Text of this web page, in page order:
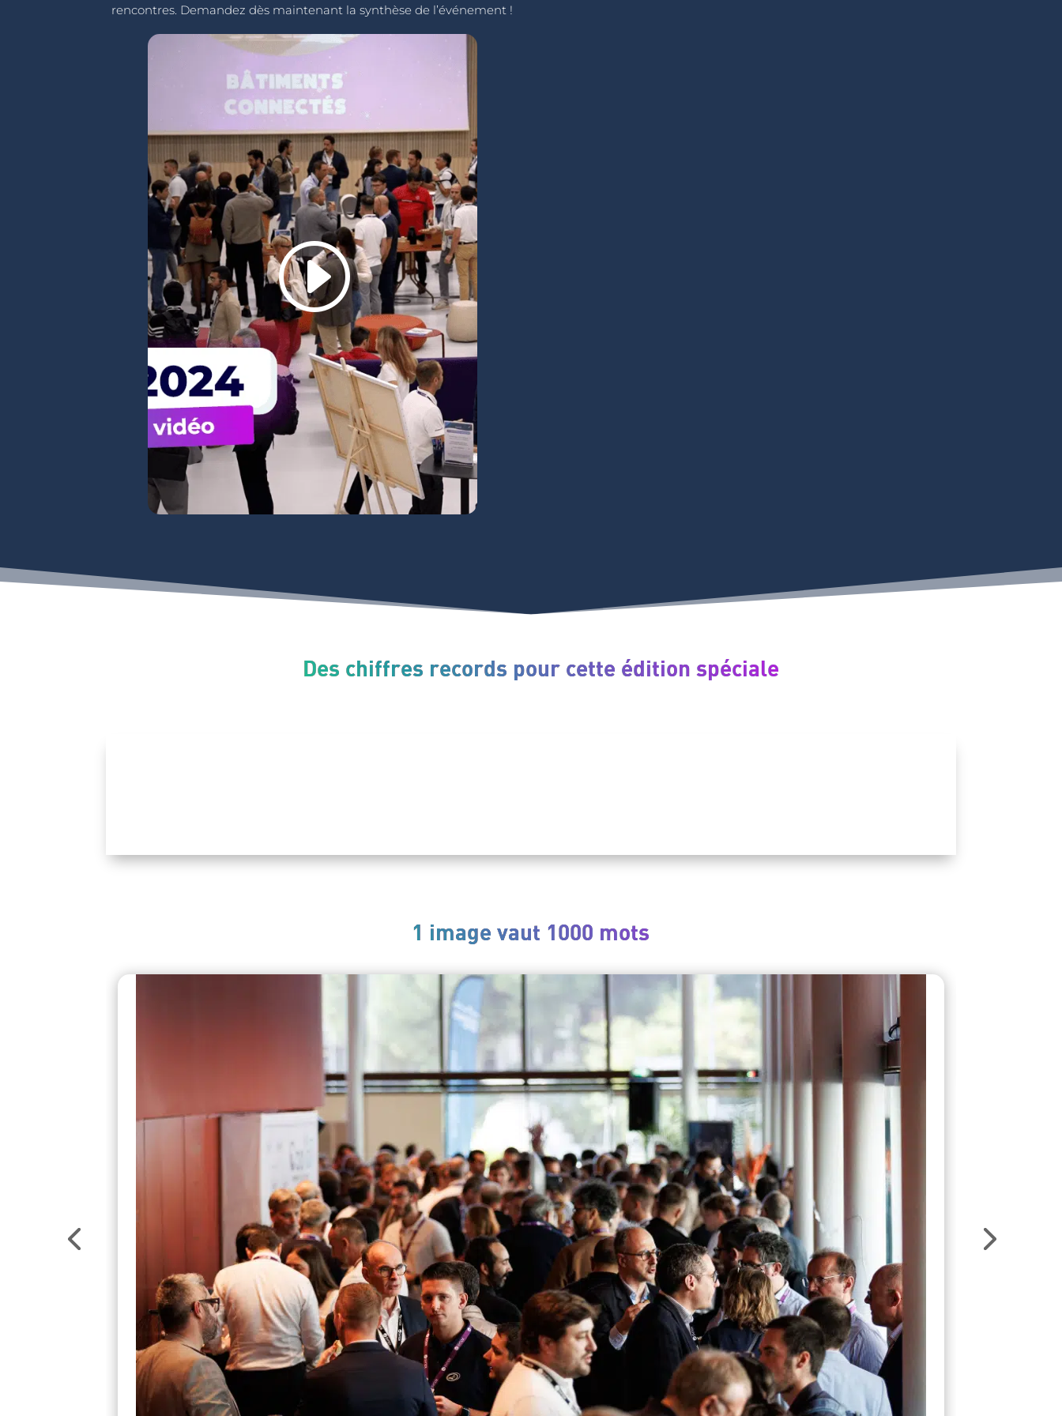
rencontres. Demandez dès maintenant la synthèse de l’événement !
Des chiffres records pour cette édition spéciale
1 image vaut 1000 mots